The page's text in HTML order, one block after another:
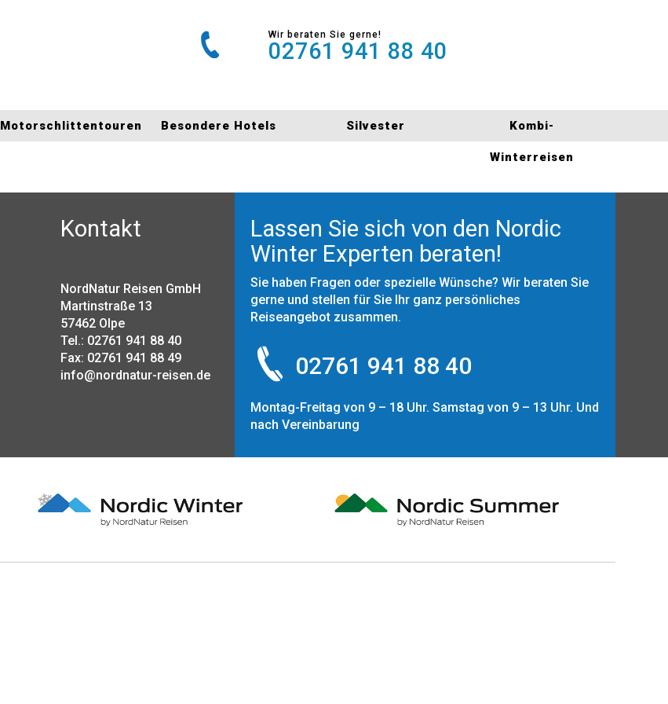
Wir beraten Sie gerne!
02761 941 88 40
Motorschlittentouren Besondere Hotels Silvester Kombi-
Winterreisen
Kontakt
NordNatur Reisen GmbH
Martinstraße 13
57462 Olpe
Tel.: 02761 941 88 40
Fax: 02761 941 88 49
info@nordnatur-reisen.de
Lassen Sie sich von den Nordic
Winter Experten beraten!
Sie haben Fragen oder spezielle Wünsche? Wir beraten Sie
gerne und stellen für Sie Ihr ganz persönliches
Reiseangebot zusammen.
02761 941 88 40
Montag-Freitag von 9 – 18 Uhr. Samstag von 9 – 13 Uhr. Und
nach Vereinbarung